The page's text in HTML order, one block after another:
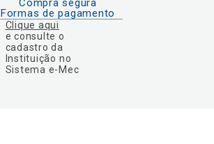
Compra segura
Formas de pagamento
Clique aqui
e consulte o
cadastro da
Instituição no
Sistema e-Mec